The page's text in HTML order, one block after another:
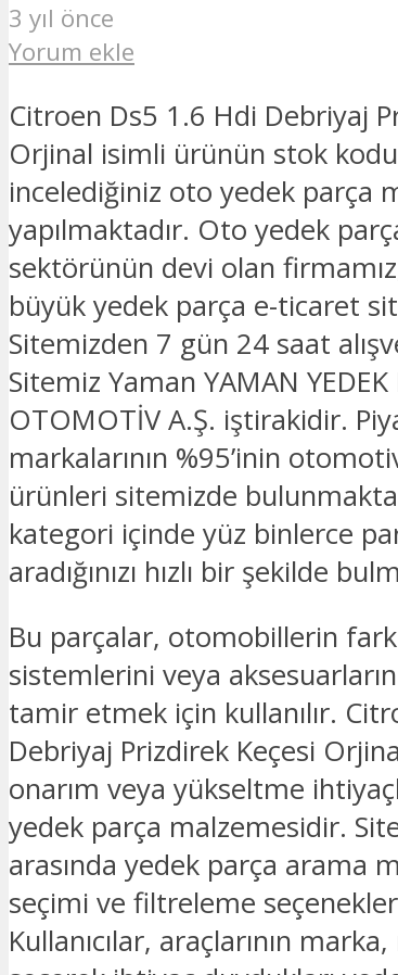
3 yıl önce
Yorum ekle
Citroen Ds5 1.6 Hdi Debriyaj
Orjinal isimli ürünün stok
incelediğiniz oto yedek parça
yapılmaktadır. Oto yedek
sektörünün devi olan
büyük yedek parça e-ticaret
Sitemizden 7 gün 24 saat
Sitemiz Yaman YAMAN YEDEK
OTOMOTİV A.Ş. iştirakidir.
markalarının %95’inin
ürünleri sitemizde
kategori içinde yüz binlerce
aradığınızı hızlı bir şekilde
Bu parçalar, otomobillerin
sistemlerini veya
tamir etmek için kullanılır.
Debriyaj Prizdirek Keçesi
onarım veya yükseltme
yedek parça malzemesidir.
arasında yedek parça arama
seçimi ve filtreleme
Kullanıcılar, araçlarının marka,